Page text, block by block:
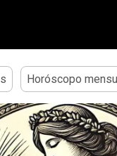
Horóscopo